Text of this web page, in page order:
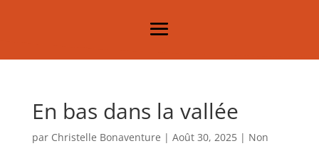
En bas dans la vallée
par Christelle Bonaventure | Août 30, 2025| Non